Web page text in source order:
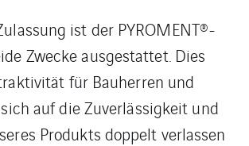
ist der PYROMENT®-
Zwecke ausgestattet. Dies
für Bauherren und
sich auf die Zuverlässigkeit und
Produkts doppelt verlassen